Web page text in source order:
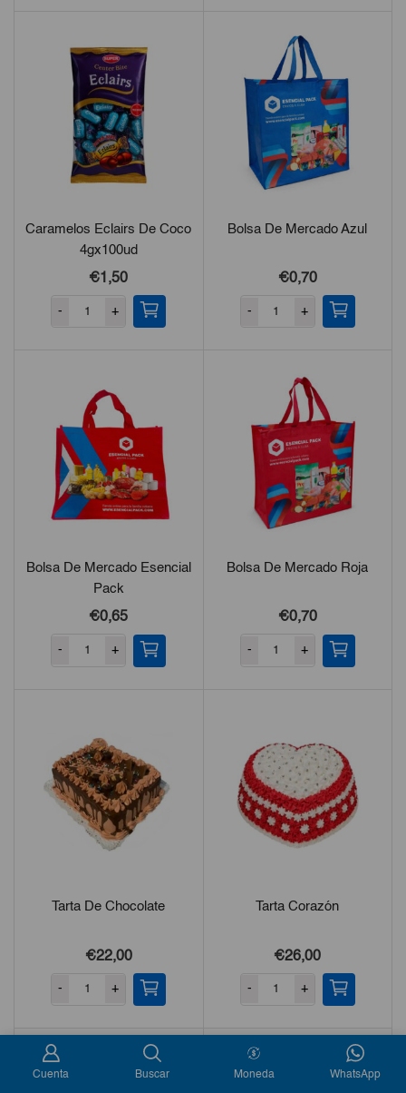
Caramelos Eclairs De Coco
4gx100ud
€1,50
- +
Bolsa De Mercado Azul
€0,70
- +
Bolsa De Mercado Esencial
Pack
€0,65
- +
Bolsa De Mercado Roja
€0,70
- +
Tarta De Chocolate
€22,00
- +
Tarta Corazón
€26,00
- +
Cuenta Buscar Moneda WhatsApp